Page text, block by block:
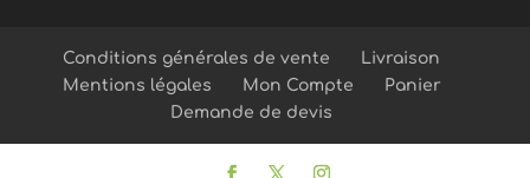
Conditions générales de vente
Livraison
Mentions légales
Mon Compte
Panier
Demande de devis